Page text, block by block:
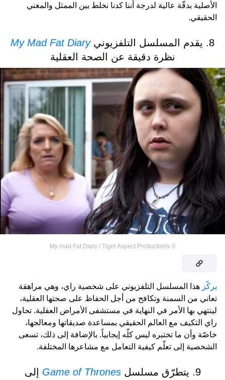
الأصلية بدقّة عالية لدرجة أننا كدنا نخلط بين الممثل والمغني
الحقيقي.
8. يقدم المسلسل التلفزيوني
My Mad Fat Diary
نظرة دقيقة عن الصحة العقلية
©
My mad Fat Diary / Tiger Aspect Productions
يركّز هذا المسلسل التلفزيوني على شخصية راي، وهي مراهقة
تعاني من السمنة وتكافح من أجل الحفاظ على صحتها العقلية،
لينتهي بها الأمر في النهاية في مستشفى الأمراض العقلية. تحاول
راي التكيف مع العالم الحقيقي بمساعدة صديقاتها ومعالجها،
خاصّة وأن ما تختبره ليس كلّه إيجابياً. بالإضافة إلى ذلك، تسعى
الشخصية إلى تعلّم كيفية التعامل مع مشاعرها المختلفة.
9. يتطرّق مسلسل Game of Thrones إلى